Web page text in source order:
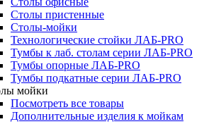
Столы пристенные
Столы-мойки
Технологические стойки ЛАБ-PRO
Тумбы к лаб. столам серии ЛАБ-PRO
Тумбы опорные ЛАБ-PRO
Тумбы подкатные серии ЛАБ-PRO
мойки
Посмотреть все товары
Дополнительные изделия к мойкам